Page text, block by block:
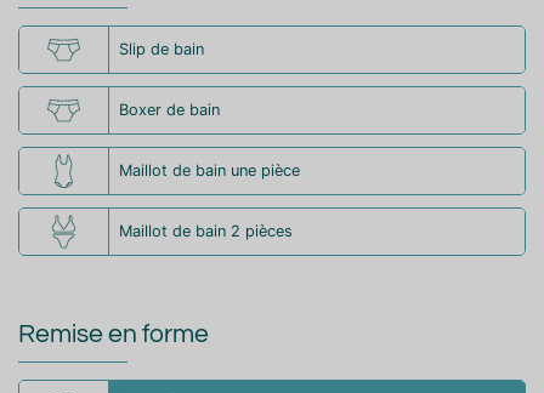
Slip de bain
Boxer de bain
Maillot de bain une pièce
Maillot de bain 2 pièces
Remise en forme